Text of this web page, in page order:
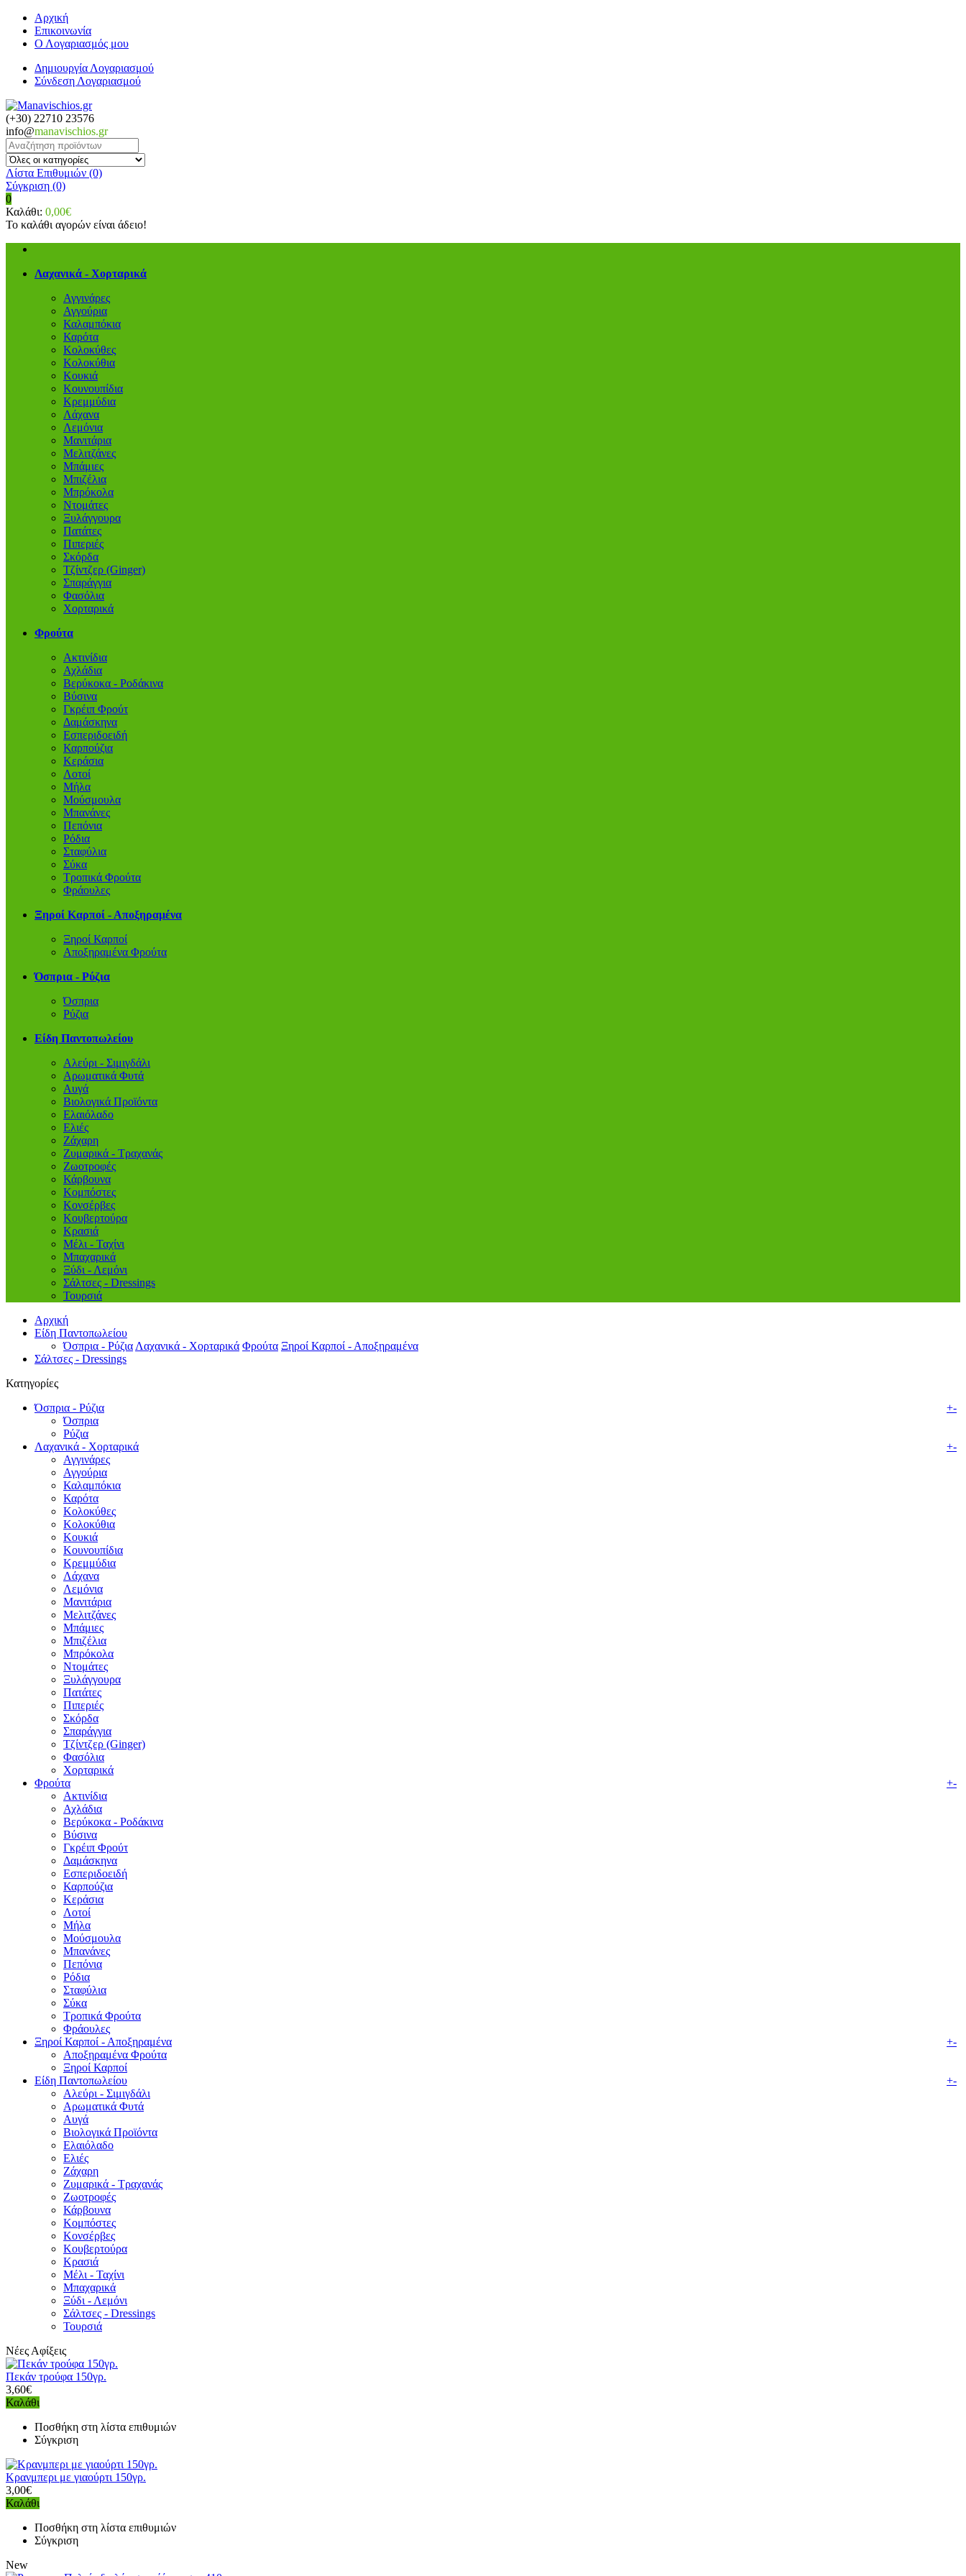
Αρχική
Επικοινωνία
Ο Λογαριασμός μου
Δημιουργία Λογαριασμού
Σύνδεση Λογαριασμού
(+30) 22710 23576
info@manavischios.gr
Λίστα Επιθυμιών (0)
Σύγκριση (0)
0
Καλάθι: 0,00€
Το καλάθι αγορών είναι άδειο!
Λαχανικά - Χορταρικά
Αγγινάρες
Αγγούρια
Καλαμπόκια
Καρότα
Κολοκύθες
Κολοκύθια
Κουκιά
Κουνουπίδια
Κρεμμύδια
Λάχανα
Λεμόνια
Μανιτάρια
Μελιτζάνες
Μπάμιες
Μπιζέλια
Μπρόκολα
Ντομάτες
Ξυλάγγουρα
Πατάτες
Πιπεριές
Σκόρδα
Τζίντζερ (Ginger)
Σπαράγγια
Φασόλια
Χορταρικά
Φρούτα
Ακτινίδια
Αχλάδια
Βερύκοκα - Ροδάκινα
Βύσινα
Γκρέιπ Φρούτ
Δαμάσκηνα
Εσπεριδοειδή
Καρπούζια
Κεράσια
Λοτοί
Μήλα
Μούσμουλα
Μπανάνες
Πεπόνια
Ρόδια
Σταφύλια
Σύκα
Τροπικά Φρούτα
Φράουλες
Ξηροί Καρποί - Αποξηραμένα
Ξηροί Καρποί
Αποξηραμένα Φρούτα
Όσπρια - Ρύζια
Όσπρια
Ρύζια
Είδη Παντοπωλείου
Αλεύρι - Σιμιγδάλι
Αρωματικά Φυτά
Αυγά
Βιολογικά Προϊόντα
Ελαιόλαδο
Ελιές
Ζάχαρη
Ζυμαρικά - Τραχανάς
Ζωοτροφές
Κάρβουνα
Κομπόστες
Κονσέρβες
Κουβερτούρα
Κρασιά
Μέλι - Ταχίνι
Μπαχαρικά
Ξύδι - Λεμόνι
Σάλτσες - Dressings
Τουρσιά
Αρχική
Είδη Παντοπωλείου
Όσπρια - Ρύζια Λαχανικά - Χορταρικά Φρούτα Ξηροί Καρποί - Αποξηραμένα
Σάλτσες - Dressings
Κατηγορίες
Όσπρια - Ρύζια
+-
Όσπρια
Ρύζια
Λαχανικά - Χορταρικά
+-
Αγγινάρες
Αγγούρια
Καλαμπόκια
Καρότα
Κολοκύθες
Κολοκύθια
Κουκιά
Κουνουπίδια
Κρεμμύδια
Λάχανα
Λεμόνια
Μανιτάρια
Μελιτζάνες
Μπάμιες
Μπιζέλια
Μπρόκολα
Ντομάτες
Ξυλάγγουρα
Πατάτες
Πιπεριές
Σκόρδα
Σπαράγγια
Τζίντζερ (Ginger)
Φασόλια
Χορταρικά
Φρούτα
+-
Ακτινίδια
Αχλάδια
Βερύκοκα - Ροδάκινα
Βύσινα
Γκρέιπ Φρούτ
Δαμάσκηνα
Εσπεριδοειδή
Καρπούζια
Κεράσια
Λοτοί
Μήλα
Μούσμουλα
Μπανάνες
Πεπόνια
Ρόδια
Σταφύλια
Σύκα
Τροπικά Φρούτα
Φράουλες
Ξηροί Καρποί - Αποξηραμένα
+-
Αποξηραμένα Φρούτα
Ξηροί Καρποί
Είδη Παντοπωλείου
+-
Αλεύρι - Σιμιγδάλι
Αρωματικά Φυτά
Αυγά
Βιολογικά Προϊόντα
Ελαιόλαδο
Ελιές
Ζάχαρη
Ζυμαρικά - Τραχανάς
Ζωοτροφές
Κάρβουνα
Κομπόστες
Κονσέρβες
Κουβερτούρα
Κρασιά
Μέλι - Ταχίνι
Μπαχαρικά
Ξύδι - Λεμόνι
Σάλτσες - Dressings
Τουρσιά
Νέες Αφίξεις
Πεκάν τρούφα 150γρ.
3,60€
Καλάθι
Ποσθήκη στη λίστα επιθυμιών
Σύγκριση
Κρανμπερι με γιαούρτι 150γρ.
3,00€
Καλάθι
Ποσθήκη στη λίστα επιθυμιών
Σύγκριση
New